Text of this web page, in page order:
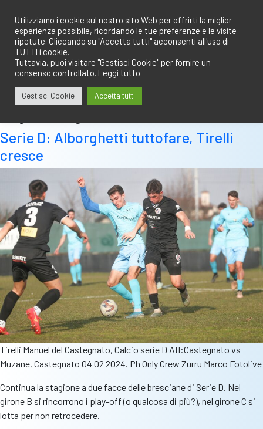
contenuto
Serie D: Alborghetti tuttofare, Tirelli
cresce
Tirelli Manuel del Castegnato, Calcio serie D Atl:Castegnato vs
Muzane, Castegnato 04 02 2024. Ph Only Crew Zurru Marco Fotolive
Continua la stagione a due facce delle bresciane di Serie D. Nel
girone B si rincorrono i play-off (o qualcosa di più?), nel girone C si
lotta per non retrocedere.
Utilizziamo i cookie sul nostro sito Web per offrirti la miglior
esperienza possibile, ricordando le tue preferenze e le visite
ripetute. Cliccando su "Accetta tutti" acconsenti all'uso di
TUTTI i cookie.
Tuttavia, puoi visitare "Gestisci Cookie" per fornire un
consenso controllato. Leggi tutto
Gestisci Cookie Accetta tutti